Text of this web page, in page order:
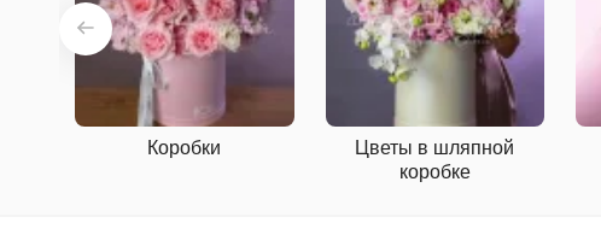
Коробки
Цветы в шляпной
коробке